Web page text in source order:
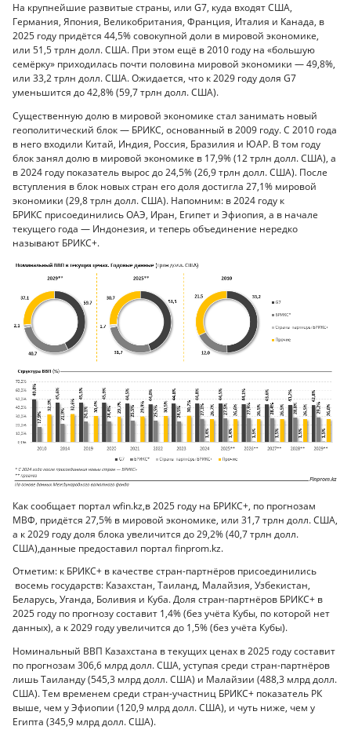
На крупнейшие развитые страны, или G7, куда входят США,
Германия, Япония, Великобритания, Франция, Италия и Канада, в
2025 году придётся 44,5% совокупной доли в мировой экономике,
или 51,5 трлн долл. США. При этом ещё в 2010 году на «большую
семёрку» приходилась почти половина мировой экономики — 49,8%,
или 33,2 трлн долл. США. Ожидается, что к 2029 году доля G7
уменьшится до 42,8% (59,7 трлн долл. США).
Существенную долю в мировой экономике стал занимать новый
геополитический блок — БРИКС, основанный в 2009 году. С 2010 года
в него входили Китай, Индия, Россия, Бразилия и ЮАР. В том году
блок занял долю в мировой экономике в 17,9% (12 трлн долл. США), а
в 2024 году показатель вырос до 24,5% (26,9 трлн долл. США). После
вступления в блок новых стран его доля достигла 27,1% мировой
экономики (29,8 трлн долл. США). Напомним: в 2024 году к
БРИКС присоединились ОАЭ, Иран, Египет и Эфиопия, а в начале
текущего года — Индонезия, и теперь объединение нередко
называют БРИКС+.
Как сообщает портал wfin.kz,в 2025 году на БРИКС+, по прогнозам
МВФ, придётся 27,5% в мировой экономике, или 31,7 трлн долл. США,
а к 2029 году доля блока увеличится до 29,2% (40,7 трлн долл.
США),данные предоставил портал finprom.kz.
Отметим: к БРИКС+ в качестве стран-партнёров присоединились
восемь государств: Казахстан, Таиланд, Малайзия, Узбекистан,
Беларусь, Уганда, Боливия и Куба. Доля стран-партнёров БРИКС+ в
2025 году по прогнозу составит 1,4% (без учёта Кубы, по которой нет
данных), а к 2029 году увеличится до 1,5% (без учёта Кубы).
Номинальный ВВП Казахстана в текущих ценах в 2025 году составит
по прогнозам 306,6 млрд долл. США, уступая среди стран-партнёров
лишь Таиланду (545,3 млрд долл. США) и Малайзии (488,3 млрд долл.
США). Тем временем среди стран-участниц БРИКС+ показатель РК
выше, чем у Эфиопии (120,9 млрд долл. США), и чуть ниже, чем у
Египта (345,9 млрд долл. США).